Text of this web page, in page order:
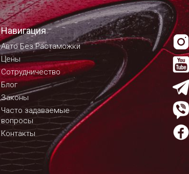
Навигация
Авто Без Растаможки
Цены
Сотрудничество
Блог
Законы
Часто задаваемые
вопросы
Контакты